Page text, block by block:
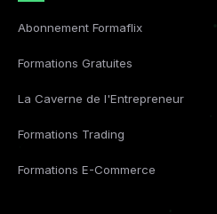
Abonnement Formaflix
Formations Gratuites
La Caverne de l'Entrepreneur
Formations Trading
Formations E-Commerce